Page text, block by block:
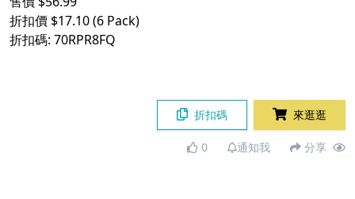
折扣價 $17.10 (6 Pack)
折扣碼: 70RPR8FQ
折扣碼 來逛逛
0 通知我 分享